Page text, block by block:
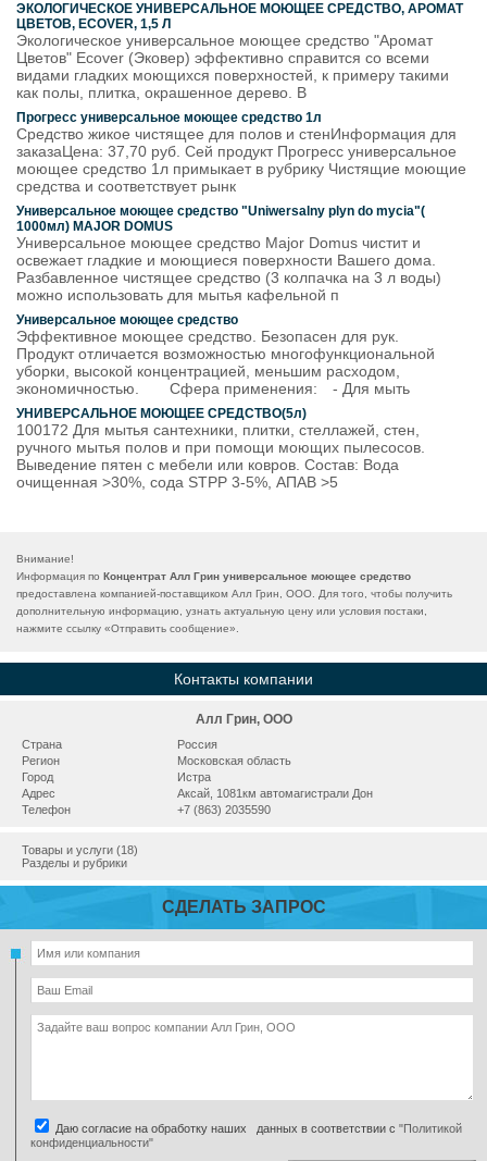
ЭКОЛОГИЧЕСКОЕ УНИВЕРСАЛЬНОЕ МОЮЩЕЕ СРЕДСТВО, АРОМАТ
ЦВЕТОВ, ECOVER, 1,5 Л
Экологическое универсальное моющее средство "Аромат
Цветов" Ecover (Эковер) эффективно справится со всеми
видами гладких моющихся поверхностей, к примеру такими
как полы, плитка, окрашенное дерево. В
Прогресс универсальное моющее средство 1л
Средство жикое чистящее для полов и стенИнформация для
заказаЦена: 37,70 руб. Сей продукт Прогресс универсальное
моющее средство 1л примыкает в рубрику Чистящие моющие
средства и соответствует рынк
Универсальное моющее средство "Uniwersalny plyn do mycia"(
1000мл) MAJOR DOMUS
Универсальное моющее средство Major Domus чистит и
освежает гладкие и моющиеся поверхности Вашего дома.
Разбавленное чистящее средство (3 колпачка на 3 л воды)
можно использовать для мытья кафельной п
Универсальное моющее средство
Эффективное моющее средство. Безопасен для рук.⠀ ⠀
Продукт отличается возможностью многофункциональной
уборки, высокой концентрацией, меньшим расходом,
экономичностью.⠀ ⠀ Сфера применения:⠀ - Для мыть
УНИВЕРСАЛЬНОЕ МОЮЩЕЕ СРЕДСТВО(5л)
100172 Для мытья сантехники, плитки, стеллажей, стен,
ручного мытья полов и при помощи моющих пылесосов.
Выведение пятен с мебели или ковров. Состав: Вода
очищенная >30%, сода STPP 3-5%, АПАВ >5
Внимание!
Информация по Концентрат Алл Грин универсальное моющее средство
предоставлена компанией-поставщиком Алл Грин, ООО. Для того, чтобы получить
дополнительную информацию, узнать актуальную цену или условия постаки,
нажмите ссылку «Отправить сообщение».
Контакты компании
Алл Грин, ООО
Страна
Россия
Регион
Московская область
Город
Истра
Адрес
Аксай, 1081км автомагистрали Дон
Телефон
+7 (863) 2035590
Товары и услуги (18)
Разделы и рубрики
СДЕЛАТЬ ЗАПРОС
Даю согласие на обработку наших данных в соответствии с "Политикой
конфиденциальности"